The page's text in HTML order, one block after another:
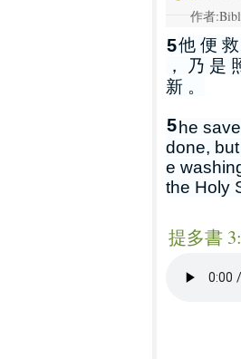
作者
5他 便
， 乃 是
新 。
5 he
done,
e
the Holy
提多書